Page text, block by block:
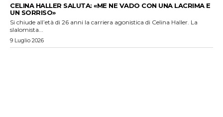
CELINA HALLER SALUTA: «ME NE VADO CON UNA LACRIMA E
UN SORRISO»
Si chiude all’età di 26 anni la carriera agonistica di Celina Haller. La
slalomista...
9 Luglio 2026